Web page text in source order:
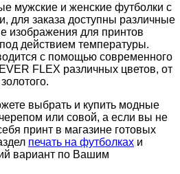
мужские и женские футболки с
для заказа доступны различные
изображения для принтов
действием температуры.
с помощью современного
FLEX различных цветов, от
выбрать и купить модные
или совой, а если вы не
принт в магазине готовых
печать на футболках и
вариант по Вашим